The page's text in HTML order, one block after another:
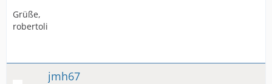
Grüße,
robertoli
jmh67